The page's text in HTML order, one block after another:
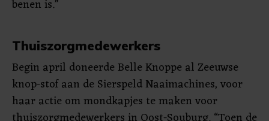
benen is.”
Thuiszorgmedewerkers
Begin april doneerde Belle Knoppe al Zeeuwse
knop-stof aan de Sierspeld Naaimachines, voor
haar actie om mondkapjes te maken voor